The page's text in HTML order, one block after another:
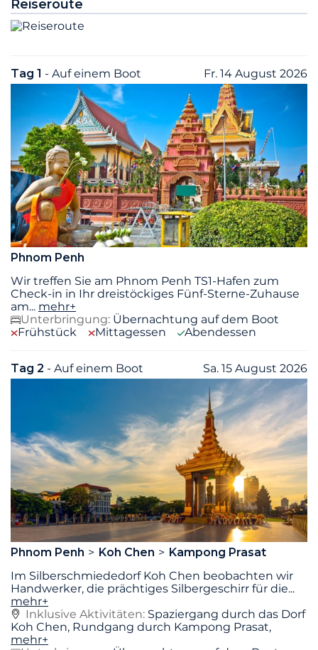
Reiseroute
Tag 1 - Auf einem Boot Fr. 14 August 2026
Phnom Penh
Wir treffen Sie am Phnom Penh TS1-Hafen zum
Check-in in Ihr dreistöckiges Fünf-Sterne-Zuhause
am... mehr+
Unterbringung: Übernachtung auf dem Boot
Frühstück
Mittagessen Abendessen
Tag 2 - Auf einem Boot Sa. 15 August 2026
Phnom Penh Koh Chen
Kampong Prasat
Im Silberschmiededorf Koh Chen beobachten wir
Handwerker, die prächtiges Silbergeschirr für die...
mehr+
Inklusive Aktivitäten: Spaziergang durch das Dorf
Koh Chen, Rundgang durch Kampong Prasat,
mehr+